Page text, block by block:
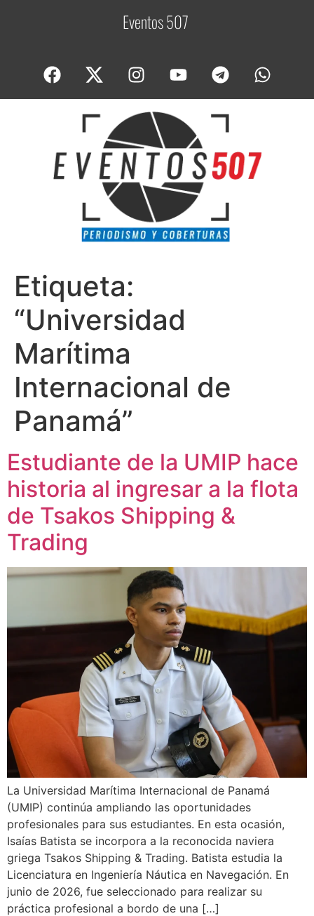
Eventos 507C
Etiqueta:
“Universidad
Marítima
Internacional de
Panamá”
Estudiante de la UMIP hace
historia al ingresar a la flota
de Tsakos Shipping &
Trading
La Universidad Marítima Internacional de Panamá
(UMIP) continúa ampliando las oportunidades
profesionales para sus estudiantes. En esta ocasión,
Isaías Batista se incorpora a la reconocida naviera
griega Tsakos Shipping & Trading. Batista estudia la
Licenciatura en Ingeniería Náutica en Navegación. En
junio de 2026, fue seleccionado para realizar su
práctica profesional a bordo de una […]